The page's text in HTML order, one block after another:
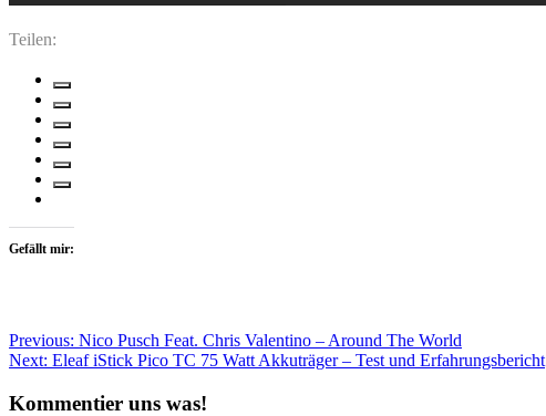
Teilen:
Gefällt mir:
Beitragsnavigation
Previous: Nico Pusch Feat. Chris Valentino – Around The World
Next: Eleaf iStick Pico TC 75 Watt Akkuträger – Test und Erfahrungsbericht
Kommentier uns was!